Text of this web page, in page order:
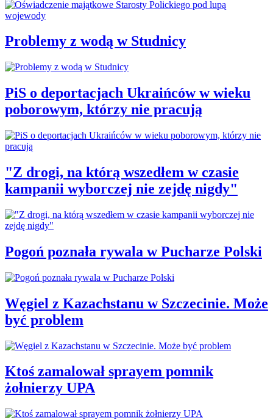
Problemy z wodą w Studnicy
PiS o deportacjach Ukraińców w wieku
poborowym, którzy nie pracują
"Z drogi, na którą wszedłem w czasie
kampanii wyborczej nie zejdę nigdy"
Pogoń poznała rywala w Pucharze Polski
Węgiel z Kazachstanu w Szczecinie. Może
być problem
Ktoś zamalował sprayem pomnik
żołnierzy UPA